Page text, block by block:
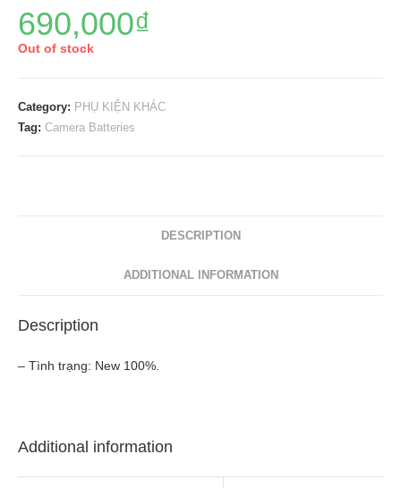
690,000₫
Out of stock
Category: PHỤ KIỆN KHÁC
Tag: Camera Batteries
DESCRIPTION
ADDITIONAL INFORMATION
Description
– Tình trạng: New 100%.
Additional information